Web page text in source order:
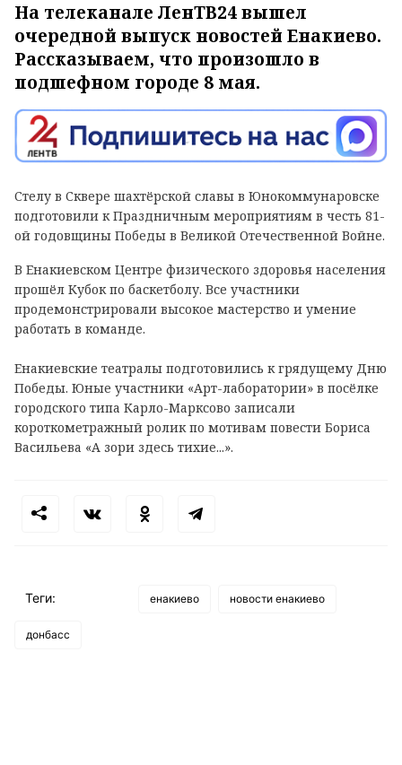
На телеканале ЛенТВ24 вышел
очередной выпуск новостей Енакиево.
Рассказываем, что произошло в
подшефном городе 8 мая.
Стелу в Сквере шахтёрской славы в Юнокоммунаровске
подготовили к Праздничным мероприятиям в честь 81-
ой годовщины Победы в Великой Отечественной Войне.
В Енакиевском Центре физического здоровья населения
прошёл Кубок по баскетболу. Все участники
продемонстрировали высокое мастерство и умение
работать в команде.
Енакиевские театралы подготовились к грядущему Дню
Победы. Юные участники «Арт-лаборатории» в посёлке
городского типа Карло-Марксово записали
короткометражный ролик по мотивам повести Бориса
Васильева «А зори здесь тихие...».
Теги: енакиево новости енакиево
донбасс